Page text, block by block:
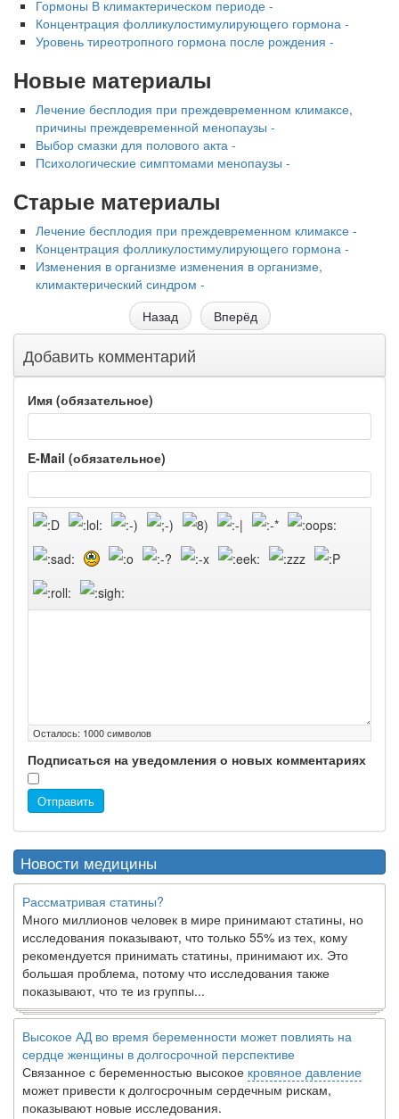
Гормоны В климактерическом периоде -
Концентрация фолликулостимулирую­щего гормона -
Уровень тиреотропного гормона после рождения -
Новые материалы
Лечение бесплодия при преждевременном климаксе,
причины преждевремен­ной менопаузы -
Выбор смазки для полового акта -
Психологические симптомами менопаузы -
Старые материалы
Лечение бесплодия при преждевременном климаксе -
Концентрация фолликулостимулирую­щего гормона -
Изменения в организме изменения в организме,
климактерический синдром -
Назад
Вперёд
Добавить комментарий
Имя (обязательное)
E-Mail (обязательное)
Осталось: 1000символов
Подписаться на уведомления о новых комментариях
Отправить
Новости медицины
Рассматривая статины?
Много миллионов человек в мире принимают статины, но
исследования показывают, что только 55% из тех, кому
рекомендуется принимать статины, принимают их. Это
большая проблема, потому что исследования также
показывают, что те из группы...
Высокое АД во время беременности может повлиять на
сердце женщины в долгосрочной перспективе
Связанное с беременностью высокое кровяное давление
может привести к долгосрочным сердечным рискам,
показывают новые исследования.